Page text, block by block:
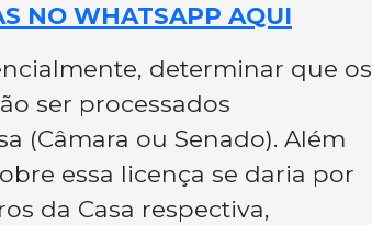
NO WHATSAPP AQUI
determinar que os
ser processados
(Câmara ou Senado). Além
essa licença se daria por
da Casa respectiva,